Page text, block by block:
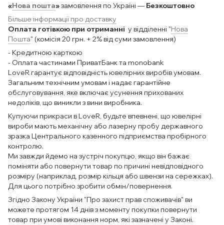
«Нова пошта»замовлення по Україні — Безкоштовно
Більше інформації про доставку
Оплата готівкою при отриманні у відділенні "Нова
Пошта" (комісія 20 грн. + 2% від суми замовлення)
- Кредитною карткою
- Оплата частинами ПриватБанк та monobank
LoveR гарантує відповідність ювелірних виробів умовам.
Загальним технічним умовам і надає гарантійне
обслуговування, яке включає усунення прихованих
недоліків, що виникли з вини виробника.
Купуючи прикраси в LoveR, будьте впевнені, що ювелірні
вироби мають механічну або лазерну пробу державного
зразка Центрального казенного підприємства пробірного
контролю.
Ми завжди йдемо на зустріч покупцю, якщо він бажає
поміняти або повернути товар по причині невідповідного
розміру (наприклад, розмір кільця або швензи на сережках).
Для цього потрібно зробити обмін/повернення.
Згідно Закону України "Про захист прав споживачів" ви
можете протягом 14 днів з моменту покупки повернути
товар при умові виконання норм, які зазначені у Законі.